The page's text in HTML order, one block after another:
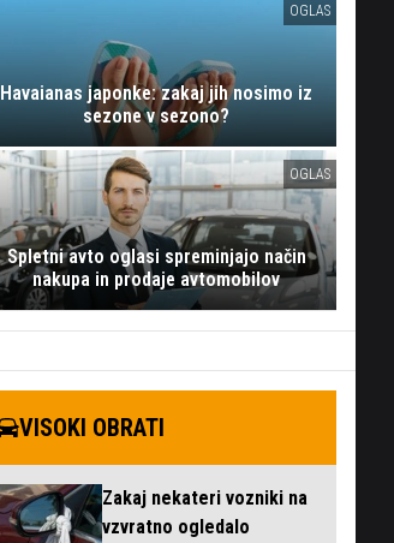
OGLAS
Havaianas japonke: zakaj jih nosimo iz
sezone v sezono?
OGLAS
Spletni avto oglasi spreminjajo način
nakupa in prodaje avtomobilov
VISOKI OBRATI
Zakaj nekateri vozniki na
vzvratno ogledalo